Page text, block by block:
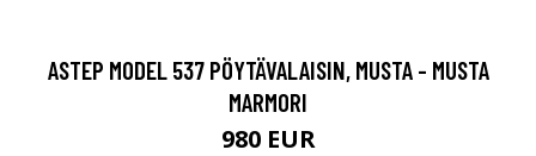
ASTEP MODEL 537 PÖYTÄVALAISIN, MUSTA - MUSTA
MARMORI
980 EUR